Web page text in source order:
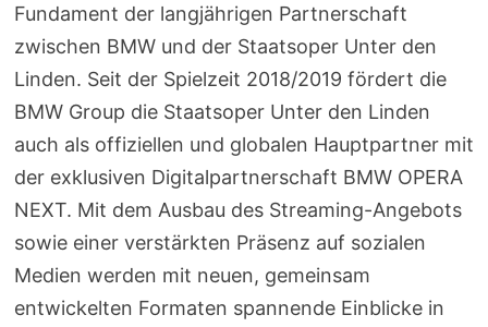
Fundament der langjährigen Partnerschaft
zwischen BMW und der Staatsoper Unter den
Linden. Seit der Spielzeit 2018/2019 fördert die
BMW Group die Staatsoper Unter den Linden
auch als offiziellen und globalen Hauptpartner mit
der exklusiven Digitalpartnerschaft BMW OPERA
NEXT. Mit dem Ausbau des Streaming-Angebots
sowie einer verstärkten Präsenz auf sozialen
Medien werden mit neuen, gemeinsam
entwickelten Formaten spannende Einblicke in